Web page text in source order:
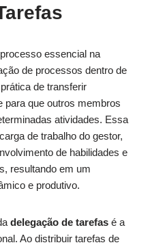
essencial na
de processos dentro de
de transferir
para que outros membros
atividades. Essa
de trabalho do gestor,
de habilidades e
resultando em um
e produtivo.
delegação de tarefas é a
Ao distribuir tarefas de